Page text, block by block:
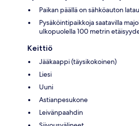
Paikan päällä on sähköauton
Pysäköintipaikkoja saatavilla
ulkopuolella 100 metrin
Keittiö
Jääkaappi (täysikokoinen)
Liesi
Uuni
Astianpesukone
Leivänpaahdin